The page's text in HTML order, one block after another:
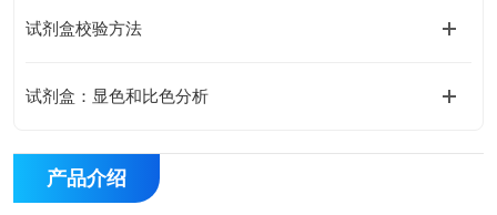
试剂盒校验方法
试剂盒：显色和比色分析
产品介绍